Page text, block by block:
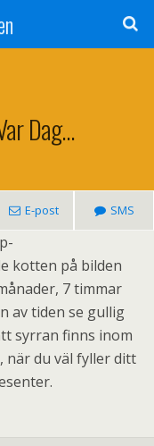
Dag…
E-post SMS
kotten på bilden
7 timmar
av tiden se gullig
syrran finns inom
när du väl fyller ditt